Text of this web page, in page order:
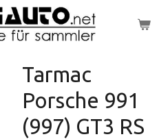
Tarmac
Porsche 991
(997) GT3 RS